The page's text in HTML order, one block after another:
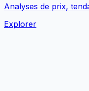
Analyses de prix,
Explorer